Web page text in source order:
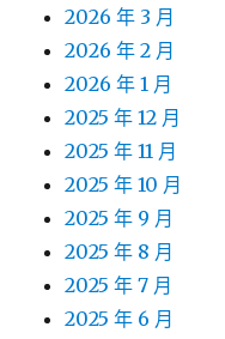
2026 年 3 月
2026 年 2 月
2026 年 1 月
2025 年 12 月
2025 年 11 月
2025 年 10 月
2025 年 9 月
2025 年 8 月
2025 年 7 月
2025 年 6 月